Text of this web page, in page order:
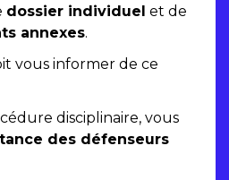
dossier individuel et de
annexes.
vous informer de ce
disciplinaire, vous
des défenseurs